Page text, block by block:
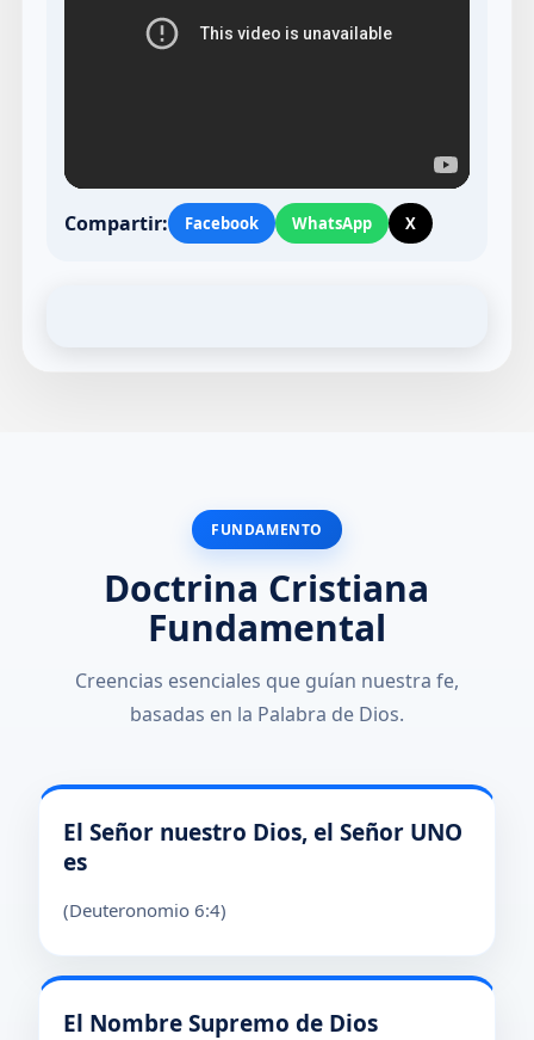
Compartir: Facebook WhatsApp X
FUNDAMENTO
Doctrina Cristiana
Fundamental
Creencias esenciales que guían nuestra fe,
basadas en la Palabra de Dios.
El Señor nuestro Dios, el Señor UNO
es
(Deuteronomio 6:4)
El Nombre Supremo de Dios